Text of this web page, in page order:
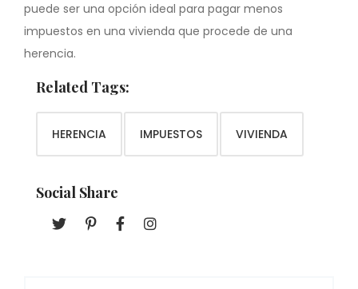
puede ser una opción ideal para pagar menos
impuestos en una vivienda que procede de una
herencia.
Related Tags:
HERENCIA IMPUESTOS VIVIENDA
Social Share